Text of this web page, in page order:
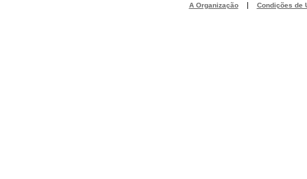
A Organização | Condições de